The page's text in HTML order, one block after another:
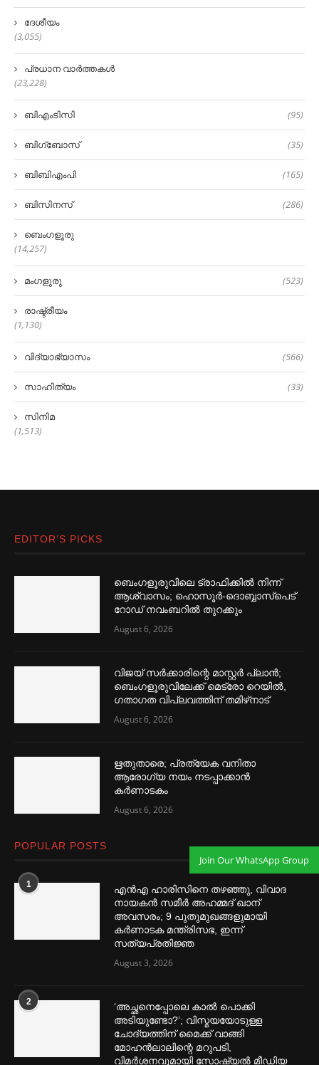
ദേശീയം
(3,055)
പ്രധാന വാർത്തകൾ
(23,228)
ബിഎംടിസി (95)
ബിഗ്‌ബോസ് (35)
ബിബിഎംപി (165)
ബിസിനസ് (286)
ബെംഗളൂരു
(14,257)
മംഗളുരു (523)
രാഷ്ട്രീയം
(1,130)
വിദ്യാഭ്യാസം (566)
സാഹിത്യം (33)
സിനിമ
(1,513)
EDITOR’S PICKS
ബെംഗളൂരുവിലെ ട്രാഫിക്കില്‍ നിന്ന്
ആശ്വാസം; ഹൊസൂര്‍-ദൊബ്ബാസ്പെട്
റോഡ് നവംബറില്‍ തുറക്കും
August 6, 2026
വിജയ് സര്‍ക്കാരിന്റെ മാസ്റ്റര്‍ പ്ലാന്‍;
ബെംഗളൂരുവിലേക്ക് മെട്രോ റെയില്‍,
ഗതാഗത വിപ്ലവത്തിന് തമിഴ്‌നാട്
August 6, 2026
ഋതുതാരെ; പ്രത്യേക വനിതാ
ആരോഗ്യ നയം നടപ്പാക്കാൻ
കര്‍ണാടകം
August 6, 2026
POPULAR POSTS
1
എൻഎ ഹാരിസിനെ തഴ‌‍ഞ്ഞു, വിവാദ
നായകൻ സമീര്‍ അഹമ്മദ് ഖാന്
അവസരം; 9 പുതുമുഖങ്ങളുമായി
കര്‍ണാടക മന്ത്രിസഭ, ഇന്ന്
സത്യപ്രതിജ്ഞ
August 3, 2026
2
‘അച്ഛനെപ്പോലെ കാല്‍ പൊക്കി
അടിയുണ്ടോ?’; വിസ്മയയോടുള്ള
ചോദ്യത്തിന് മൈക്ക് വാങ്ങി
മോഹൻലാലിന്റെ മറുപടി,
വിമര്‍ശനവുമായി സോഷ്യല്‍ മീഡിയ
Join Our WhatsApp Group